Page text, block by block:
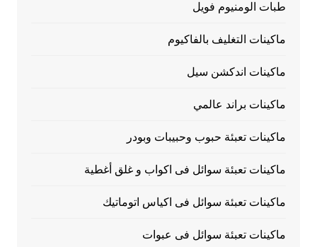
طبات الومنيوم فويل
ماكينات التغليف بالفاكيوم
ماكينات اندكشن سيل
ماكينات براند عالمي
ماكينات تعبئة حبوب وحبيبات وبودر
ماكينات تعبئة سوائل فى اكواب و غلق أغطية
ماكينات تعبئة سوائل فى اكياس اتوماتيك
ماكينات تعبئة سوائل فى عبوات